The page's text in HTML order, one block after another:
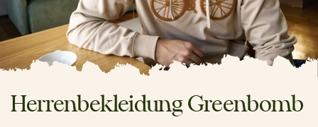
Herrenbekleidung Greenbomb